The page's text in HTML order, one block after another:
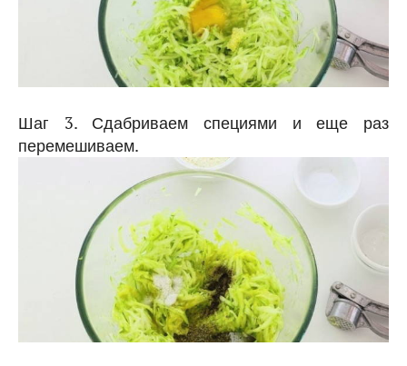
Шаг 3. Сдабриваем специями и еще раз
перемешиваем.